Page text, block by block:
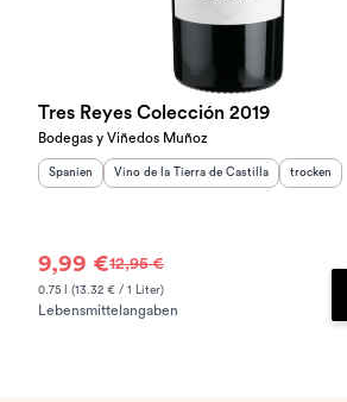
Tres Reyes Colección 2019
Bodegas y Viñedos Muñoz
Herkunftsland:
Spanien Herkunftsregion:
Vino de la Tierra de Castilla Geschmack
trocken
9,99 €12,95 €
0.75 l (13.32 € / 1 Liter)
Lebensmittelangaben